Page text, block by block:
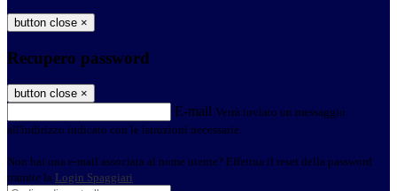
button close ×
Recupero password
button close ×
E-mail Verrà inviato un messaggio
all'indirizzo indicato con le istruzioni necessarie.
Non hai una e-mail associata al nome utente? Effettua il reset della password
tramite la Login Spaggiari